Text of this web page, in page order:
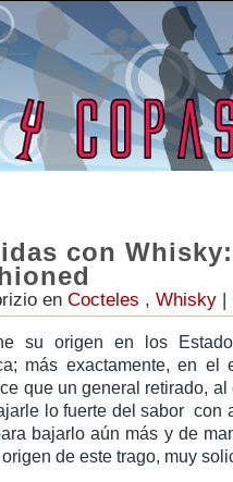
con
en Cocteles , Whisky |
su origen en los
más exactamente, en el
que un general retirado,
lo fuerte del sabor con
bajarlo aún más y de
de este trago, muy